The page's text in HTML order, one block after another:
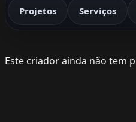
Projetos Serviços
Este criador ainda não tem